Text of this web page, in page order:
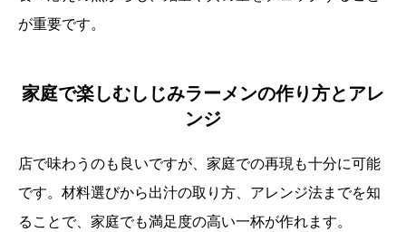
が重要です。
家庭で楽しむしじみラーメンの作り方とアレ
ンジ
店で味わうのも良いですが、家庭での再現も十分に可能
です。材料選びから出汁の取り方、アレンジ法までを知
ることで、家庭でも満足度の高い一杯が作れます。